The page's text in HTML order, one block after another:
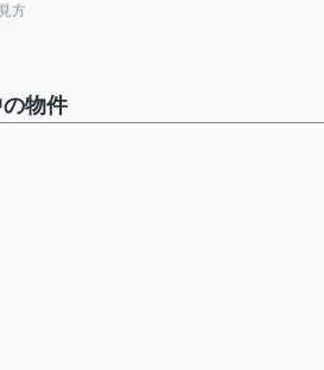
方
物件